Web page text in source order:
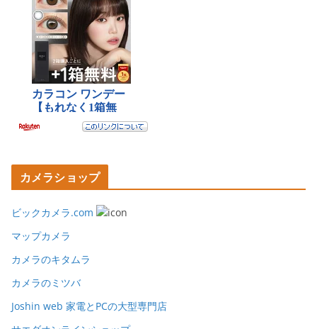
カメラショップ
ビックカメラ.com
マップカメラ
カメラのキタムラ
カメラのミツバ
Joshin web 家電とPCの大型専門店